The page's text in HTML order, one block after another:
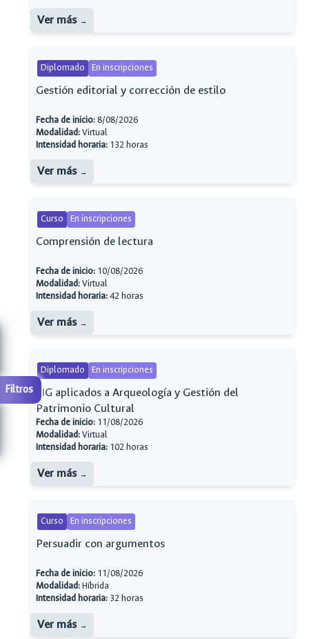
Filtros
Ver más
Diplomado En inscripciones
Gestión editorial y corrección de estilo
Fecha de inicio: 8/08/2026
Modalidad:Virtual
Intensidad horaria: 132 horas
Ver más
Curso En inscripciones
Comprensión de lectura
Fecha de inicio: 10/08/2026
Modalidad:Virtual
Intensidad horaria: 42 horas
Ver más
Diplomado En inscripciones
SIG aplicados a Arqueología y Gestión del
Patrimonio Cultural
Fecha de inicio: 11/08/2026
Modalidad:Virtual
Intensidad horaria: 102 horas
Ver más
Curso En inscripciones
Persuadir con argumentos
Fecha de inicio: 11/08/2026
Modalidad:Híbrida
Intensidad horaria: 32 horas
Ver más